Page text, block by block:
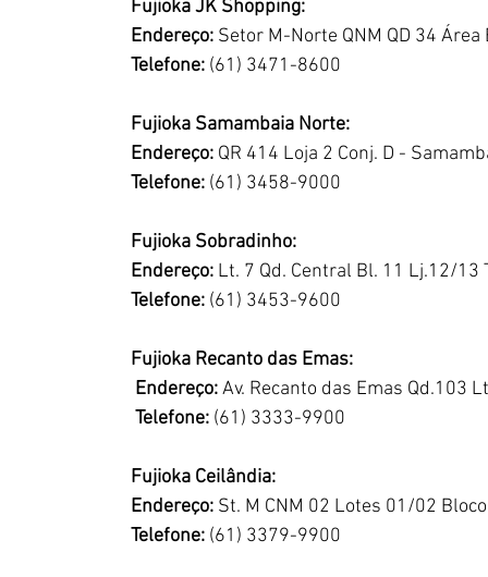
Fujioka JK Shopping:
Endereço: Setor M-Norte QNM QD 34
Telefone: (61) 3471-8600
Fujioka Samambaia Norte:
Endereço: QR 414 Loja 2 Conj. D -
Telefone: (61) 3458-9000
Fujioka Sobradinho:
Endereço: Lt. 7 Qd. Central Bl. 11 Lj.12/13
Telefone: (61) 3453-9600
Fujioka Recanto das Emas:
Endereço: Av. Recanto das Emas Qd.103
Telefone: (61) 3333-9900
Fujioka Ceilândia:
Endereço: St. M CNM 02 Lotes 01/02
Telefone: (61) 3379-9900